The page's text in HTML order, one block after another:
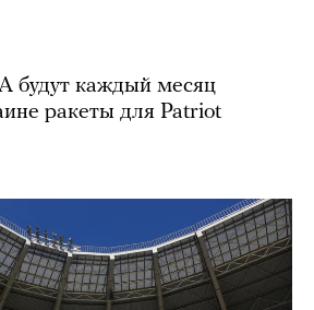
будут каждый месяц
ракеты для Patriot